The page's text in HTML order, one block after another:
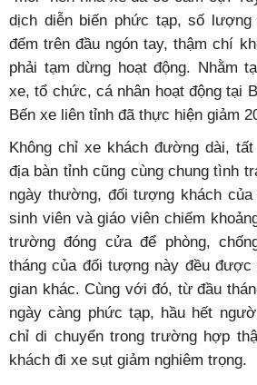
dịch diễn biến phức tạp, số
đếm trên đầu ngón tay, thậm chí
phải tạm dừng hoạt động. Nhằm
xe, tổ chức, cá nhân hoạt động tại
Bến xe liên tỉnh đã thực hiện giảm
Không chỉ xe khách đường dài,
địa bàn tỉnh cũng cùng chung tình
ngày thường, đối tượng khách
sinh viên và giáo viên chiếm
trường đóng cửa để phòng,
tháng của đối tượng này đều được
gian khác. Cùng với đó, từ đầu
ngày càng phức tạp, hầu hết
chỉ di chuyển trong trường hợp
khách đi xe sụt giảm nghiêm trọng.